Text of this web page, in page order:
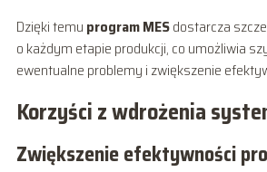
Dzięki temu program MESdostarcza
o każdym etapie produkcji, co umożliwia
ewentualne problemy i zwiększenie
Korzyści z wdrożenia
Zwiększenie efektywności